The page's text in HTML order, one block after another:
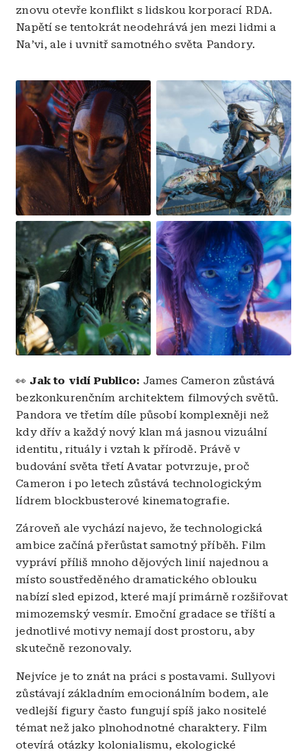
znovu otevře konflikt s lidskou korporací RDA.
Napětí se tentokrát neodehrává jen mezi lidmi a
Na’vi, ale i uvnitř samotného světa Pandory.
Obrázek Obrázek
Obrázek Obrázek
👀 Jak to vidí Publico: James Cameron zůstává
bezkonkurenčním architektem filmových světů.
Pandora ve třetím díle působí komplexněji než
kdy dřív a každý nový klan má jasnou vizuální
identitu, rituály i vztah k přírodě. Právě v
budování světa třetí Avatar potvrzuje, proč
Cameron i po letech zůstává technologickým
lídrem blockbusterové kinematografie.
Zároveň ale vychází najevo, že technologická
ambice začíná přerůstat samotný příběh. Film
vypráví příliš mnoho dějových linií najednou a
místo soustředěného dramatického oblouku
nabízí sled epizod, které mají primárně rozšiřovat
mimozemský vesmír. Emoční gradace se tříští a
jednotlivé motivy nemají dost prostoru, aby
skutečně rezonovaly.
Nejvíce je to znát na práci s postavami. Sullyovi
zůstávají základním emocionálním bodem, ale
vedlejší figury často fungují spíš jako nositelé
témat než jako plnohodnotné charaktery. Film
otevírá otázky kolonialismu, ekologické